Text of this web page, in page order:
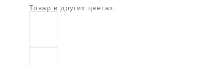
Товар в других цветах: